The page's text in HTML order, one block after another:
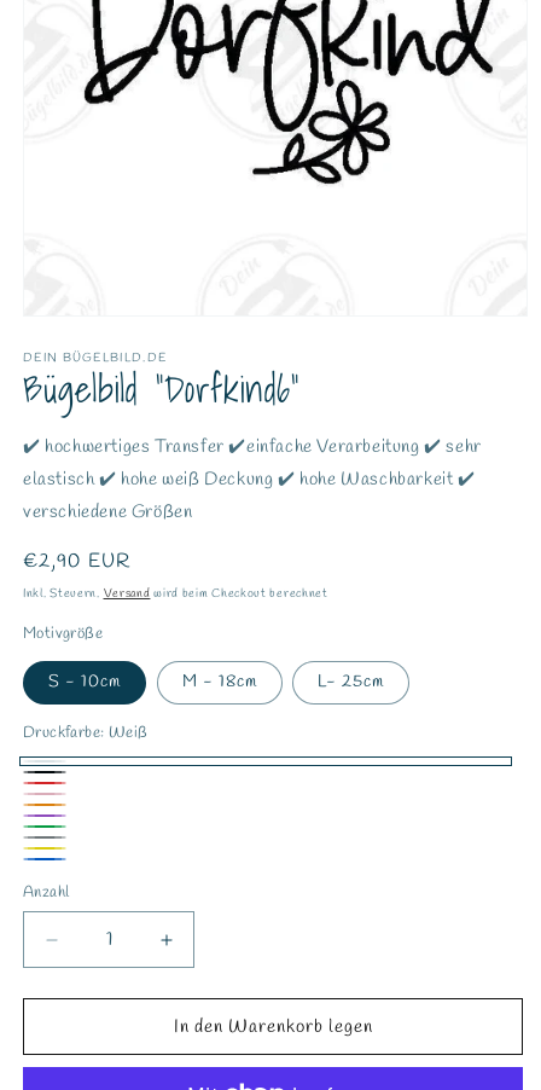
DEIN BÜGELBILD.DE
Bügelbild "Dorfkind6"
✔️ hochwertiges Transfer ✔️einfache Verarbeitung ✔️ sehr
elastisch ✔️ hohe weiß Deckung ✔️ hohe Waschbarkeit ✔️
verschiedene Größen
Normaler
Preis
€2,90 EUR
Inkl. Steuern. Versand wird beim Checkout berechnet
Motivgröße
S - 10cm M - 18cm L- 25cm
Druckfarbe: Weiß
Weiß
Schwarz
Rot
Rosa
Orange
Lila
Grün
Grau
Gelb
Anzahl
Verringere
die
Menge
Bügelbild
&quot;Dorfkind6&quot;
Erhöhe
die
Menge
für
Bügelbild
&quot;Dorfkind6&quot;
In den Warenkorb legen